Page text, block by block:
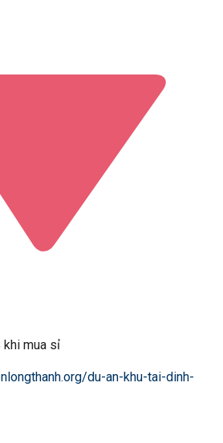
khi mua sỉ
du-an-khu-tai-dinh-